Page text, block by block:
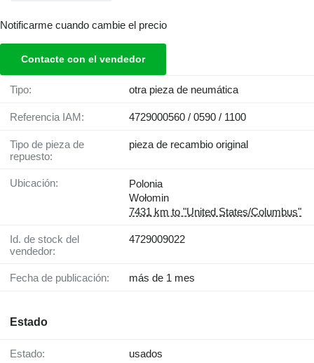
Notificarme cuando cambie el precio
Contacte con el vendedor
Tipo: otra pieza de neumática
Referencia IAM: 4729000560 / 0590 / 1100
Tipo de pieza de
repuesto:
pieza de recambio original
Ubicación:
Polonia
Wołomin
7431 km to "United States/Columbus"
Id. de stock del
vendedor:
4729009022
Fecha de publicación: más de 1 mes
Estado
Estado: usados